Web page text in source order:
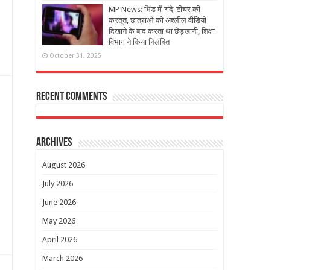
MP News: भिंड में ‘गंदे’ टीचर की
करतूत, छात्राओं को अश्लील वीडियो
दिखाने के बाद करता था छेड़खानी, शिक्षा
विभाग ने किया निलंबित
October 31, 2025
Recent Comments
Archives
August 2026
July 2026
June 2026
May 2026
April 2026
March 2026